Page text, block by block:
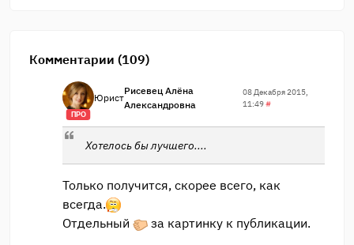
Комментарии (109)
ПРО
Юрист
Рисевец Алёна
Александровна
08 Декабря 2015,
11:49#
Хотелось бы лучшего....
Только получится, скорее всего, как
всегда.
Отдельный
за картинку к публикации.